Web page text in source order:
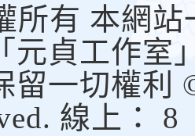
所有 本網站
元貞工作室
留一切權利
線上： 8